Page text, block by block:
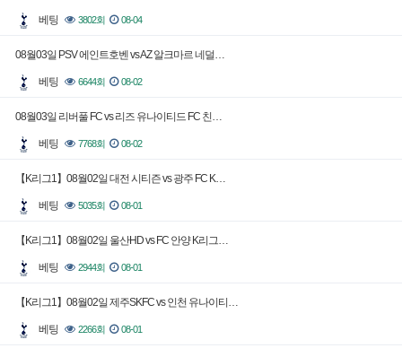
베팅 3802회 08-04
08월03일 PSV 에인트호벤 vs AZ 알크마르 네덜…
베팅 6644회 08-02
08월03일 리버풀 FC vs 리즈 유나이티드 FC 친…
베팅 7768회 08-02
【K리그1】08월02일 대전 시티즌 vs 광주 FC K…
베팅 5035회 08-01
【K리그1】08월02일 울산HD vs FC 안양 K리그…
베팅 2944회 08-01
【K리그1】08월02일 제주SKFC vs 인천 유나이티…
베팅 2266회 08-01